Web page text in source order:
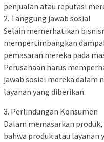
penjualan atau reputasi
2. Tanggung jawab sosial
Selain memerhatikan
mempertimbangkan
pemasaran mereka pada
Perusahaan harus
jawab sosial mereka dalam
layanan yang diberikan.
3. Perlindungan Konsumen
Dalam memasarkan
bahwa produk atau layanan